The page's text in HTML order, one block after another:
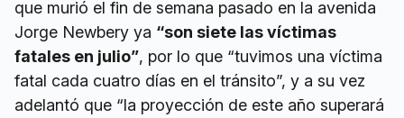
que murió el fin de semana pasado en la avenida
Jorge Newbery ya “son siete las víctimas
fatales en julio”, por lo que “tuvimos una víctima
fatal cada cuatro días en el tránsito”, y a su vez
adelantó que “la proyección de este año superará